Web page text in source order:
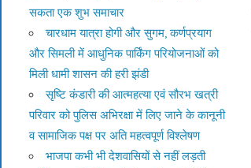
सकता एक शुभ समाचार
चारधाम यात्रा होगी और सुगम, कर्णप्रयाग
और सिमली में आधुनिक पार्किंग परियोजनाओं को
मिली धामी शासन की हरी झंडी
सृष्टि कंडारी की आत्महत्या एवं सौरभ खत्री
परिवार को पुलिस अभिरक्षा में लिए जाने के कानूनी
व सामाजिक पक्ष पर अति महत्वपूर्ण विश्लेषण
भाजपा कभी भी देशवासियों से नहीं लड़ती